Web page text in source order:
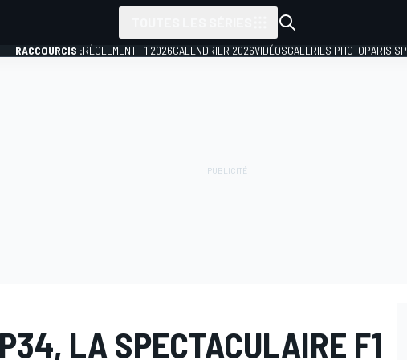
RACCOURCIS :RÈGLEMENT F1 2026CALENDRIER 2026VIDÉOSGALERIES PHOTOPARIS
LA SPECTACULAIRE F1